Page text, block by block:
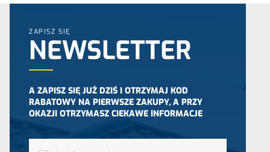
ZAPISZ SIĘ
NEWSLETTER
A ZAPISZ SIĘ JUŻ DZIŚ I OTRZYMAJ KOD
RABATOWY NA PIERWSZE ZAKUPY, A PRZY
OKAZJI OTRZYMASZ CIEKAWE INFORMACJE